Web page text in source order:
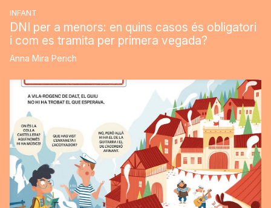
INFANT
DNI per a menors: en quins casos és obligatori
i com es tramita per primera vegada?
Anna Mira Perich